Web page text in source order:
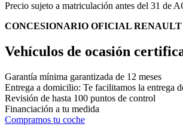
Precio sujeto a matriculación antes del 31 de
CONCESIONARIO OFICIAL RENAULT
Vehículos de ocasión
Garantía mínima garantizada de 12 meses
Entrega a domicilio: Te facilitamos la entrega
Revisión de hasta 100 puntos de control
Financiación a tu medida
Compramos tu coche